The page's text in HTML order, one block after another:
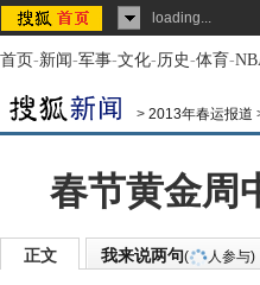
loading...
首页-新闻-军事-文化-历史-体育-
> 2013年春运报道
春节黄金周
正文 我来说两句( 人参与)